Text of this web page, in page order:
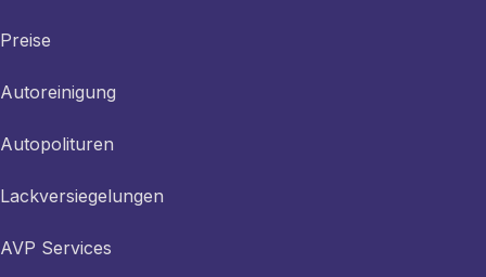
Preise
Autoreinigung
Autopolituren
Lackversiegelungen
AVP Services